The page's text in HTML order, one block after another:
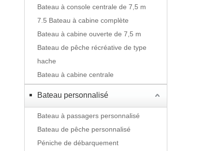
Bateau à console centrale de 7,5 m
7.5 Bateau à cabine complète
Bateau à cabine ouverte de 7,5 m
Bateau de pêche récréative de type
hache
Bateau à cabine centrale
Bateau personnalisé
Bateau à passagers personnalisé
Bateau de pêche personnalisé
Péniche de débarquement